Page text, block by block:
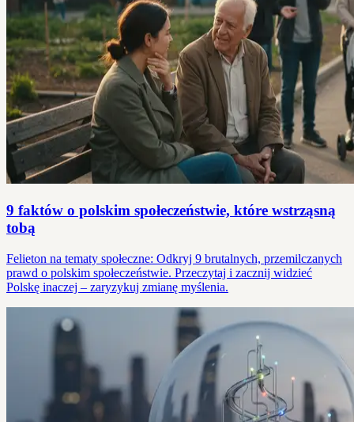
9 faktów o polskim społeczeństwie, które wstrząsną
tobą
Felieton na tematy społeczne: Odkryj 9 brutalnych, przemilczanych
prawd o polskim społeczeństwie. Przeczytaj i zacznij widzieć
Polskę inaczej – zaryzykuj zmianę myślenia.